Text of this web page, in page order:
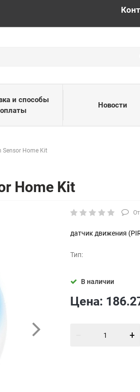
и способы
оплаты
Новости
Sensor Home Kit
Home Kit
датчик движения
Тип:
В наличии
Цена: